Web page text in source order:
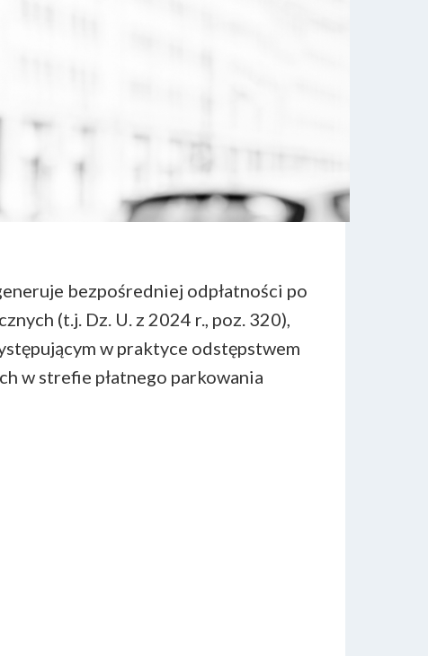
bezpośredniej odpłatności po
(t.j. Dz. U. z 2024 r., poz. 320),
w praktyce odstępstwem
w strefie płatnego parkowania